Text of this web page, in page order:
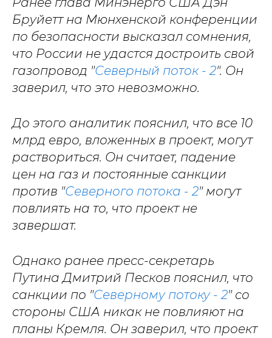
Бруйетт на Мюнхенской конференции
по безопасности высказал сомнения,
что России не удастся достроить свой
газопровод "Северный поток - 2". Он
заверил, что это невозможно.
До этого аналитик пояснил, что все 10
млрд евро, вложенных в проект, могут
раствориться. Он считает, падение
цен на газ и постоянные санкции
против "Северного потока - 2" могут
повлиять на то, что проект не
завершат.
Однако ранее пресс-секретарь
Путина Дмитрий Песков пояснил, что
санкции по "Северному потоку - 2" со
стороны США никак не повлияют на
планы Кремля. Он заверил, что проект